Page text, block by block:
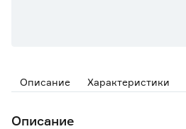
Описание Характеристики
Описание